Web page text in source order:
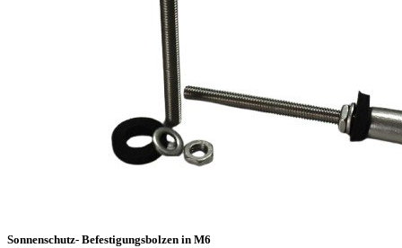
Sonnenschutz- Befestigungsbolzen in M6